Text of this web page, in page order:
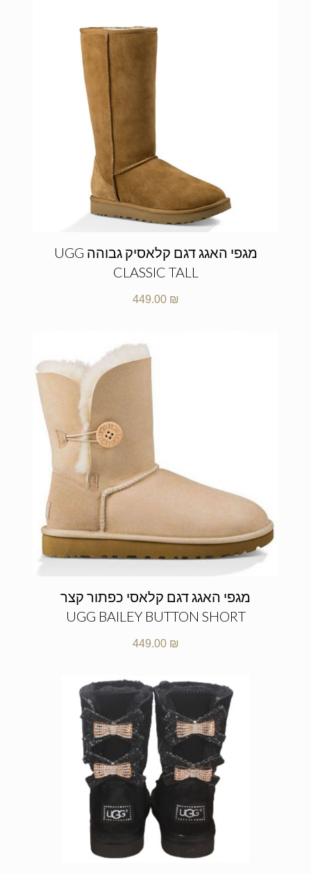
מגפי האגג דגם קלאסיק גבוהה UGG
CLASSIC TALL
449.00 ₪
מגפי האגג דגם קלאסי כפתור קצר
UGG BAILEY BUTTON SHORT
449.00 ₪